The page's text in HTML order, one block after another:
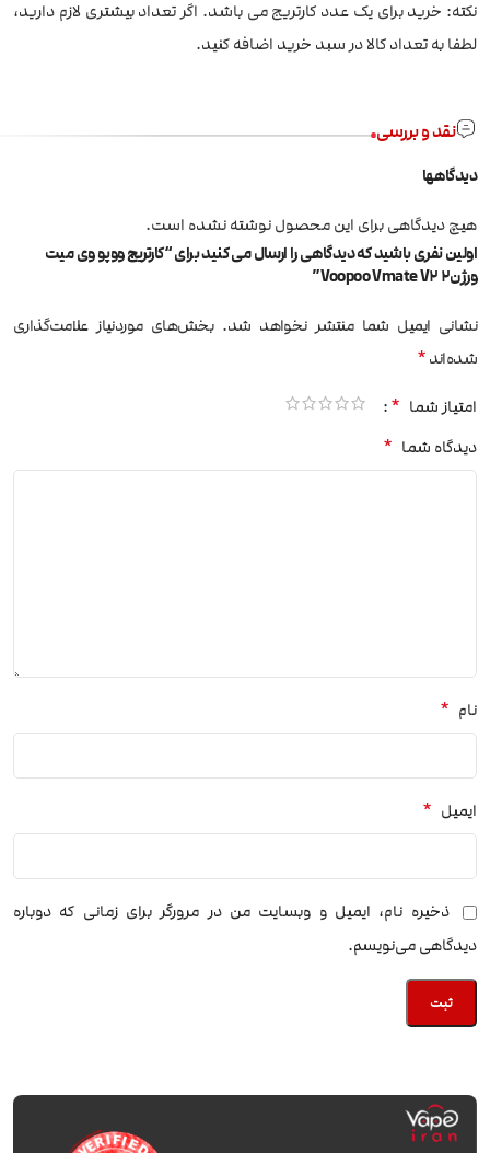
نکته: خرید برای یک عدد کارتریج می باشد. اگر تعداد بیشتری لازم دارید،
لطفا به تعداد کالا در سبد خرید اضافه کنید.
نقد و بررسی
دیدگاهها
هیچ دیدگاهی برای این محصول نوشته نشده است.
اولین نفری باشید که دیدگاهی را ارسال می کنید برای “کارتریج ووپو وی میت
ورژن2 Voopoo Vmate V2”
نشانی ایمیل شما منتشر نخواهد شد. بخش‌های موردنیاز علامت‌گذاری
شده‌اند*
امتیاز شما *
دیدگاه شما *
نام *
ایمیل *
ذخیره نام، ایمیل و وبسایت من در مرورگر برای زمانی که دوباره
دیدگاهی می‌نویسم.